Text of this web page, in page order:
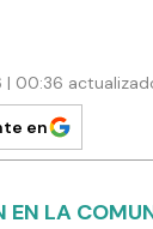
| 00:36
en
EN LA